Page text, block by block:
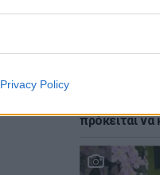
Privacy Policy
πρόκειται να